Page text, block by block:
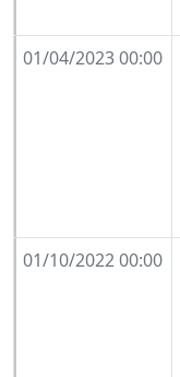
01/04/2023 00:00
01/10/2022 00:00